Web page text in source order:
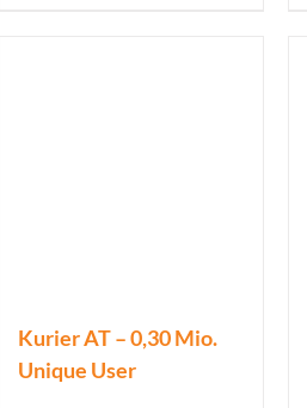
Kurier AT – 0,30 Mio.
Unique User